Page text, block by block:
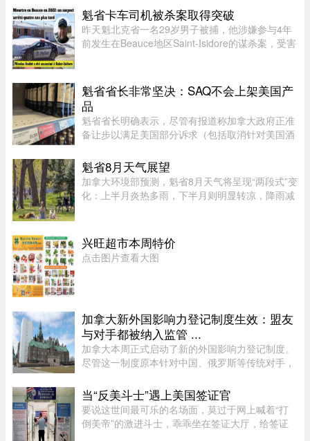
Chèvrefils表示，警员抵达现场时，火 ...
魁省卡车司机被杀案取得突破
昨天魁北克省一名29岁男子被捕，他涉嫌参与4年
前发生在Beauce地区Saint-Isidore的谋杀案，受害
人étienne Gourde。Gourde将在 ...
魁省省长非常坚决：SAQ不会上架美国产
品
魁省省长明确表示，尽管有报道称加拿大政府正准
备让步以满足美国部分诉求（包括取消针对美国酒
任何美国产品。根据省长 Christine Fréchette 办公
室周五发表的声明，在 ...
魁省8月天气展望
加拿大环境部预测，魁省8月天气将呈现“两段式”变
化：上半月炎热多雨，下半月则明显转凉，降雨减
平，而南部地区气温则略低 ...
兴旺超市本周特价
点击图片查看大图
加拿大新外国影响力登记制度生效：盟友
与对手都被纳入监管 ...
加拿大本周正式启动了新的外国影响力登记制度。
尽管这一制度原本针对中国、俄罗斯等传统对手，
管。该制度在立法通过两年后启动实施，旨在通过
要求相关活动公开申报、设 ...
当“反美斗士”遇上美国签证官
要说这世间最可乐的名场面，莫过于网上喊着“打
倒美帝”的激进斗士，乖乖坐在签证大厅，给签证